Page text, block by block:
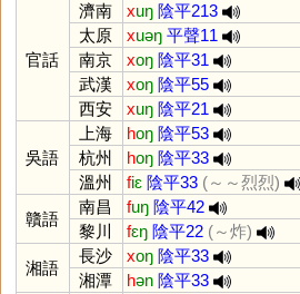
官話
濟南 xuŋ 陰平213
太原
xuəŋ 平聲11
南京
xoŋ 陰平31
武漢
xoŋ 陰平55
西安
xuŋ 陰平21
吳語
上海 hoŋ 陰平53
杭州
hoŋ 陰平33
溫州
fiɛ 陰平33 (～～烈烈)
贛語
南昌 fuŋ 陰平42
黎川
fɛŋ 陰平22 (～炸)
湘語
長沙 xoŋ 陰平33
湘潭
hən 陰平33